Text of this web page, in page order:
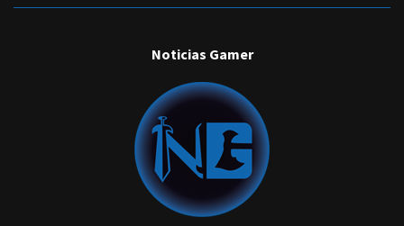
Noticias Gamer